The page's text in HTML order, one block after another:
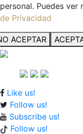
personal. Puedes ver
de Privacidad
ACEPTAR
Like us!
Follow us!
Subscribe us!
Follow us!